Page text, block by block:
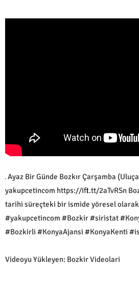
Ayaz Bir Günde Bozkır Çarşamba
yakupcetincom https://ift.tt/2aTvRSn
tarihi süreçteki bir ismide yöresel olarak
#yakupcetincom #Bozkir #siristat
#Bozkirli #KonyaAjansi #KonyaKenti
Videoyu Yükleyen: Bozkir Videolari